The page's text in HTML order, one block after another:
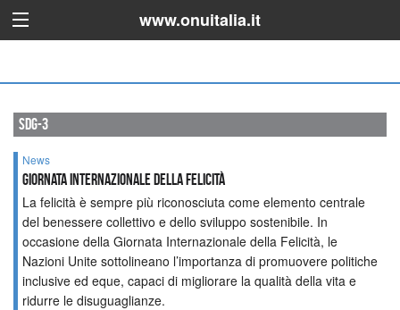
www.onuitalia.it
sdg-3
News
GIORNATA INTERNAZIONALE DELLA FELICITÀ
La felicità è sempre più riconosciuta come elemento centrale
del benessere collettivo e dello sviluppo sostenibile. In
occasione della Giornata Internazionale della Felicità, le
Nazioni Unite sottolineano l’importanza di promuovere politiche
inclusive ed eque, capaci di migliorare la qualità della vita e
ridurre le disuguaglianze.